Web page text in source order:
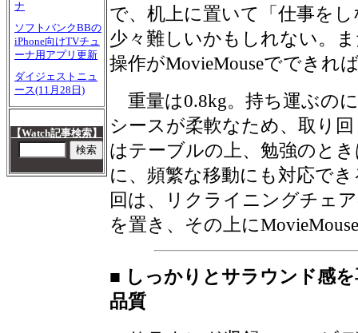
ナ
ソフトバンクBBの
iPhone向けTVチュ
ーナ用アプリ更新
ダイジェストニュ
ース(11月28日)
【Watch記事検索】
で、机上に置いて「仕事を
少々難しいかもしれない。
操作がMovieMouseでできれ
重量は0.8kg。持ち運ぶの
シースが柔軟なため、取り
はテーブルの上、勉強のと
に、頻繁な移動にも対応で
回は、リクライニングチェ
を置き、その上に
■ しっかりとサラウンド感
品質